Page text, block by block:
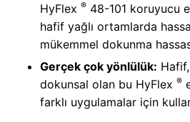
HyFlex ® 48-101 koruyucu
hafif yağlı ortamlarda
mükemmel dokunma
Gerçek çok yönlülük:
dokunsal olan bu HyFlex ®
farklı uygulamalar için